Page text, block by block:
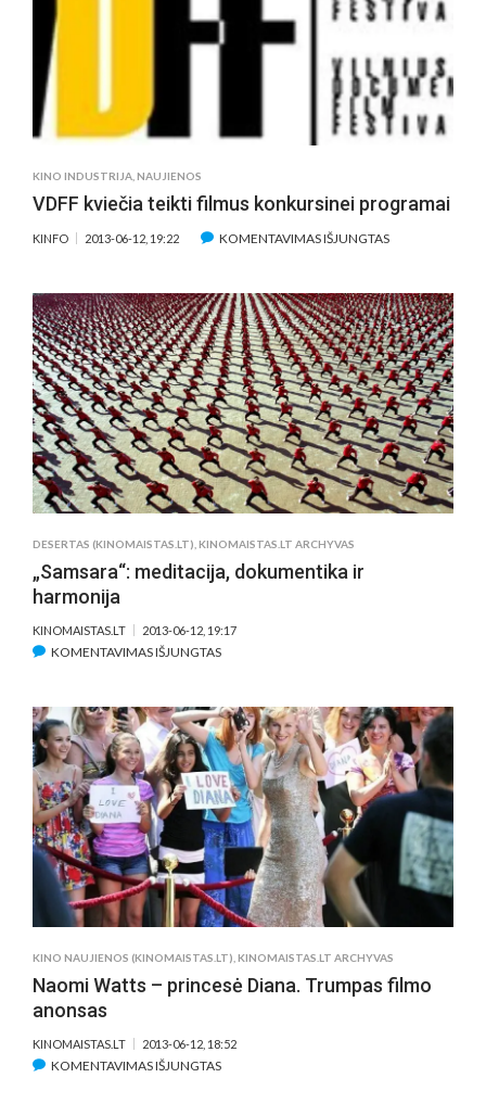
TURIME
KUO
KINO INDUSTRIJA NAUJIENOS
VDFF kviečia teikti filmus konkursinei programai
KINFO 2013-06-12, 19:22 KOMENTAVIMAS IŠJUNGTASĮRAŠE
TEIKTI
FILMUS
KONKURSINEI
PROGRAMAI
DESERTAS (KINOMAISTAS.LT) KINOMAISTAS.LT ARCHYVAS
„Samsara“: meditacija, dokumentika ir
harmonija
KINOMAISTAS.LT 2013-06-12, 19:17
KOMENTAVIMAS IŠJUNGTASĮRAŠE
DOKUMENTIKA
IR
HARMONIJA
KINO NAUJIENOS (KINOMAISTAS.LT) KINOMAISTAS.LT ARCHYVAS
Naomi Watts – princesė Diana. Trumpas filmo
anonsas
KINOMAISTAS.LT 2013-06-12, 18:52
KOMENTAVIMAS IŠJUNGTASĮRAŠE